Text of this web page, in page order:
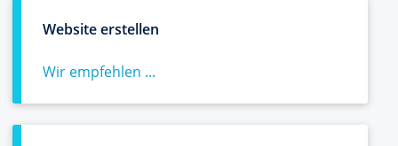
Website erstellen
Wir empfehlen ...